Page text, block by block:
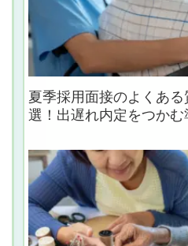
夏季採用面接のよくあ
選！出遅れ内定をつかむ